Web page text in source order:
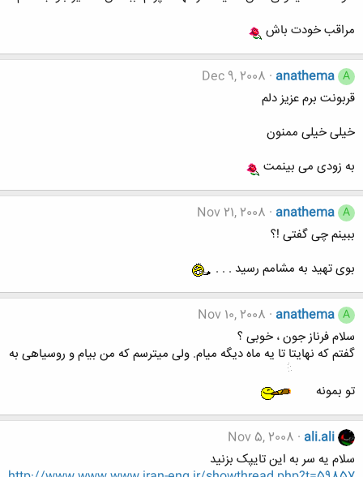
مراقب خودت باش
A
anathema
Dec 9, 2008
قربونت برم عزيز دلم
خيلی خيلی ممنون
به زودی می بينمت
A
anathema
Nov 21, 2008
ببينم چی گفتی !؟
بوی تهيد به مشامم رسيد . . .
A
anathema
Nov 10, 2008
سلام فرناز جون ، خوبی ؟
گفتم که نهايتا تا يه ماه ديگه ميام. ولی ميترسم که من بيام و روسياهی به
تو بمونه
ali.ali
Nov 5, 2008
سلام یه سر به این تایپک بزنید